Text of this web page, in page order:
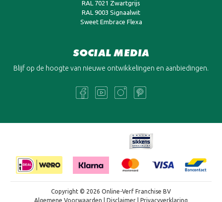
RAL 7021 Zwartgrijs
RAL 9003 Signaalwit
Sweet Embrace Flexa
SOCIAL MEDIA
Blijf op de hoogte van nieuwe ontwikkelingen en aanbiedingen.
Copyright © 2026 Online-Verf Franchise BV
Algemene Voorwaarden
Disclaimer Privacyverklaring